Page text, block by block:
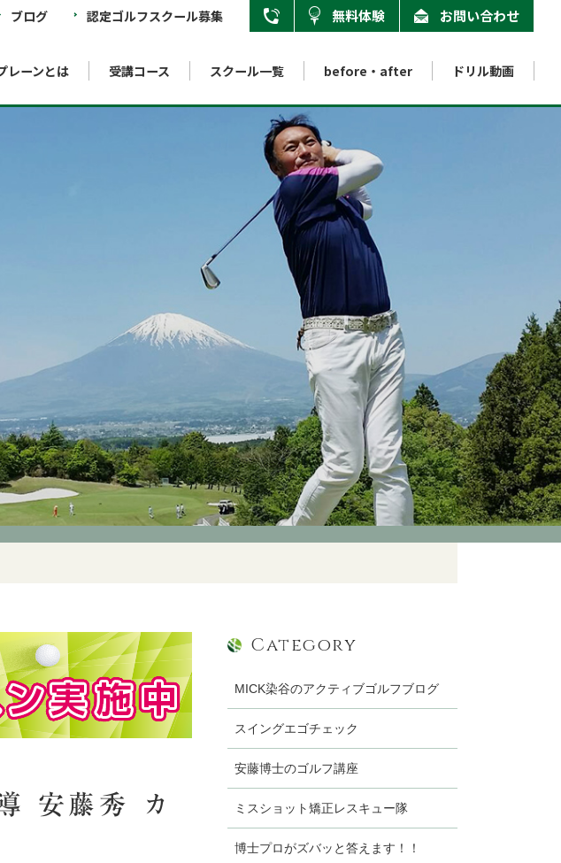
ブログ 認定ゴルフスクール募集
用賀校
03-6805-7519
本厚木校
046-205-7172
八王子みなみ野校
042-683-4925
インターネット校
03-6913-5455
インストラクター養成スクール
03-6805-7572
無料体験 お問い合わせ
レーンとは
About swing instruction method
スイング指導法について
受講コース
Internet golf school
インターネットゴルフスクール
スクール一覧
インターネット校
before・after ドリル動画
安藤秀 カ
Category
MICK染谷のアクティブゴルフブログ
スイングエゴチェック
安藤博士のゴルフ講座
ミスショット矯正レスキュー隊
博士プロがズバッと答えます！！